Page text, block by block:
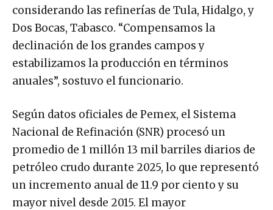
considerando las refinerías de Tula, Hidalgo, y
Dos Bocas, Tabasco. “Compensamos la
declinación de los grandes campos y
estabilizamos la producción en términos
anuales”, sostuvo el funcionario.
Según datos oficiales de Pemex, el Sistema
Nacional de Refinación (SNR) procesó un
promedio de 1 millón 13 mil barriles diarios de
petróleo crudo durante 2025, lo que representó
un incremento anual de 11.9 por ciento y su
mayor nivel desde 2015. El mayor